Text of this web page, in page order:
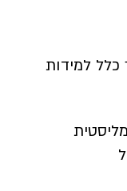
למידות